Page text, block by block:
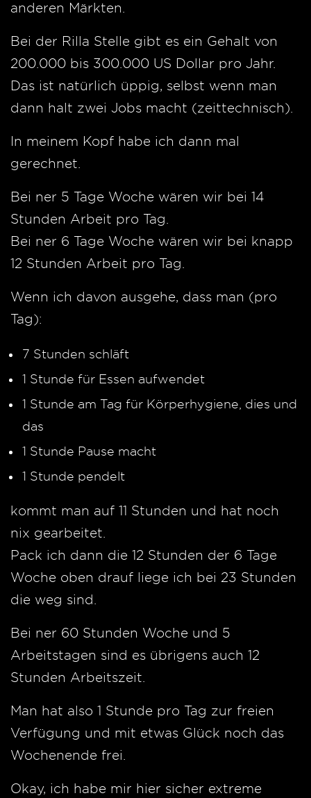
anderen Märkten.
Bei der Rilla Stelle gibt es ein Gehalt von
200.000 bis 300.000 US Dollar pro Jahr.
Das ist natürlich üppig, selbst wenn man
dann halt zwei Jobs macht (zeittechnisch).
In meinem Kopf habe ich dann mal
gerechnet.
Bei ner 5 Tage Woche wären wir bei 14
Stunden Arbeit pro Tag.
Bei ner 6 Tage Woche wären wir bei knapp
12 Stunden Arbeit pro Tag.
Wenn ich davon ausgehe, dass man (pro
Tag):
7 Stunden schläft
1 Stunde für Essen aufwendet
1 Stunde am Tag für Körperhygiene, dies und
das
1 Stunde Pause macht
1 Stunde pendelt
kommt man auf 11 Stunden und hat noch
nix gearbeitet.
Pack ich dann die 12 Stunden der 6 Tage
Woche oben drauf liege ich bei 23 Stunden
die weg sind.
Bei ner 60 Stunden Woche und 5
Arbeitstagen sind es übrigens auch 12
Stunden Arbeitszeit.
Man hat also 1 Stunde pro Tag zur freien
Verfügung und mit etwas Glück noch das
Wochenende frei.
Okay, ich habe mir hier sicher extreme